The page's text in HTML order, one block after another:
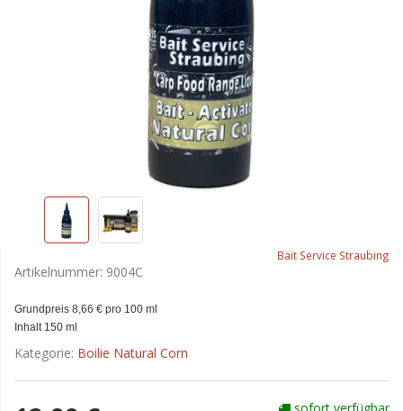
Bait Service Straubing
Artikelnummer: 9004C
Grundpreis 8,66 € pro 100 ml
Inhalt 150 ml
Kategorie: Boilie Natural Corn